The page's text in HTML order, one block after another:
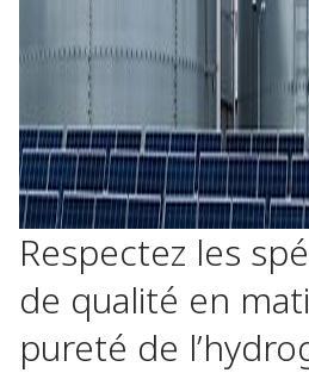
Respectez les
de qualité en
pureté de